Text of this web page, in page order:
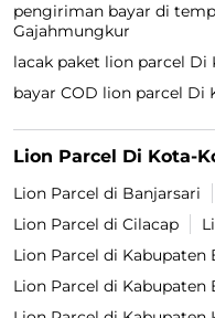
pengiriman bayar di
Gajahmungkur
lacak paket lion parcel Di
bayar COD lion parcel Di
Lion Parcel Di Kota-
Lion Parcel di Banjarsari
Lion Parcel di Cilacap
Lion Parcel di Kabupaten
Lion Parcel di Kabupaten